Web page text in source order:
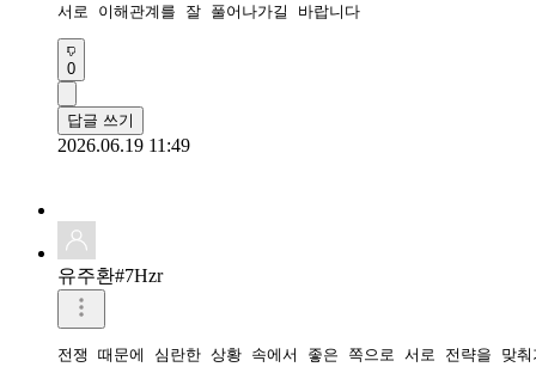
서로 이해관계를 잘 풀어나가길 바랍니다
0
답글 쓰기
2026.06.19 11:49
유주환#7Hzr
전쟁 때문에 심란한 상황 속에서 좋은 쪽으로 서로 전략을 맞